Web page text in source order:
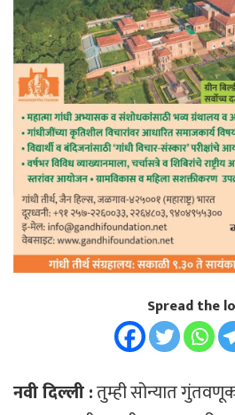
Spread the
नवी दिल्ली :तुम्ही सोन्यात